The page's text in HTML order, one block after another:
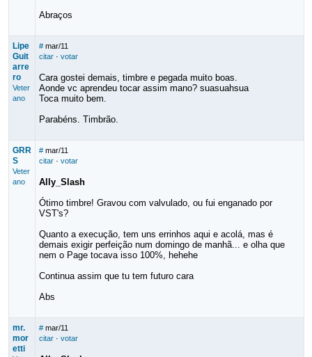
Abraços
Lipe
Guit
arre
ro
Veter
ano
# mar/11
citar· votar
Cara gostei demais, timbre e pegada muito boas.
Aonde vc aprendeu tocar assim mano? suasuahsua
Toca muito bem.
Parabéns. Timbrão.
GRR
S
Veter
ano
# mar/11
citar· votar
Ally_Slash
Ótimo timbre! Gravou com valvulado, ou fui enganado por
VST's?
Quanto a execução, tem uns errinhos aqui e acolá, mas é
demais exigir perfeição num domingo de manhã... e olha que
nem o Page tocava isso 100%, hehehe
Continua assim que tu tem futuro cara
Abs
mr.
mor
etti
# mar/11
citar· votar